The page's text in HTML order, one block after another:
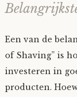
Een van de
of Shaving” is
investeren in
producten.